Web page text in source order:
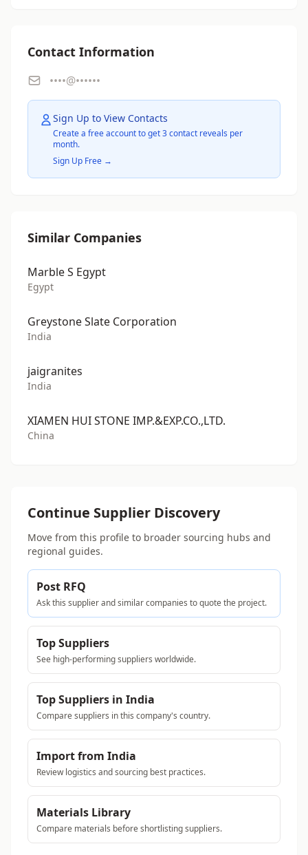
Contact Information
••••@••••••
Sign Up to View Contacts
Create a free account to get 3 contact reveals per
month.
Sign Up Free →
Similar Companies
Marble S Egypt
Egypt
Greystone Slate Corporation
India
jaigranites
India
XIAMEN HUI STONE IMP.&EXP.CO.,LTD.
China
Continue Supplier Discovery
Move from this profile to broader sourcing hubs and
regional guides.
Post RFQ
Ask this supplier and similar companies to quote the project.
Top Suppliers
See high-performing suppliers worldwide.
Top Suppliers in India
Compare suppliers in this company's country.
Import from India
Review logistics and sourcing best practices.
Materials Library
Compare materials before shortlisting suppliers.